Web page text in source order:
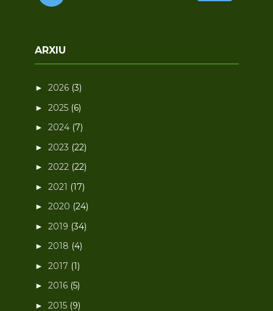
ARXIU
► 2026 (3)
► 2025 (6)
► 2024 (7)
► 2023 (22)
► 2022 (22)
► 2021 (17)
► 2020 (24)
► 2019 (34)
► 2018 (4)
► 2017 (1)
► 2016 (5)
► 2015 (9)